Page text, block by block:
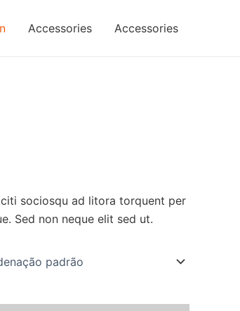
Accessories Accessories
sociosqu ad litora torquent per
Sed non neque elit sed ut.